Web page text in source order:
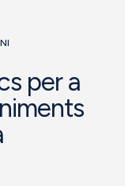
per a